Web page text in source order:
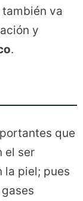
va
y
.
que
el ser
la piel; pues